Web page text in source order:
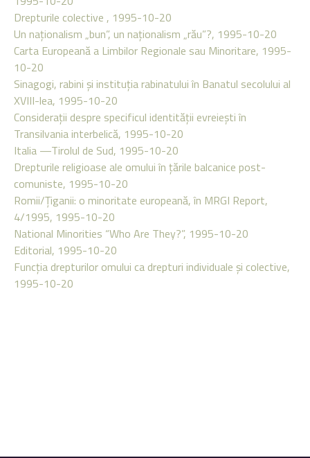
Drepturile colective , 1995-10-20
Un naţionalism „bun”, un naţionalism „rău”?, 1995-10-20
Carta Europeană a Limbilor Regionale sau Minoritare, 1995-
10-20
Sinagogi, rabini şi instituţia rabinatului în Banatul secolului al
XVIII-lea, 1995-10-20
Consideraţii despre specificul identităţii evreieşti în
Transilvania interbelică, 1995-10-20
Italia —Tirolul de Sud, 1995-10-20
Drepturile religioase ale omului în ţările balcanice post-
comuniste, 1995-10-20
Romii/Ţiganii: o minoritate europeană, în MRGI Report,
4/1995, 1995-10-20
National Minorities “Who Are They?”, 1995-10-20
Editorial, 1995-10-20
Funcţia drepturilor omului ca drepturi individuale şi colective,
1995-10-20